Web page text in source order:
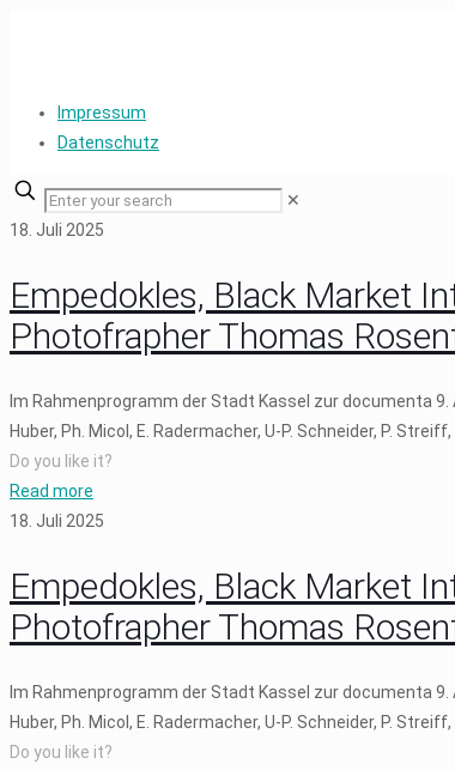
Impressum
Datenschutz
✕
18. Juli 2025
Empedokles, Black Market
Photofrapher Thomas
Im Rahmenprogramm der Stadt Kassel zur documenta 9.
Huber, Ph. Micol, E. Radermacher, U-P. Schneider, P.
Do you like it?
Read more
18. Juli 2025
Empedokles, Black Market
Photofrapher Thomas
Im Rahmenprogramm der Stadt Kassel zur documenta 9.
Huber, Ph. Micol, E. Radermacher, U-P. Schneider, P.
Do you like it?